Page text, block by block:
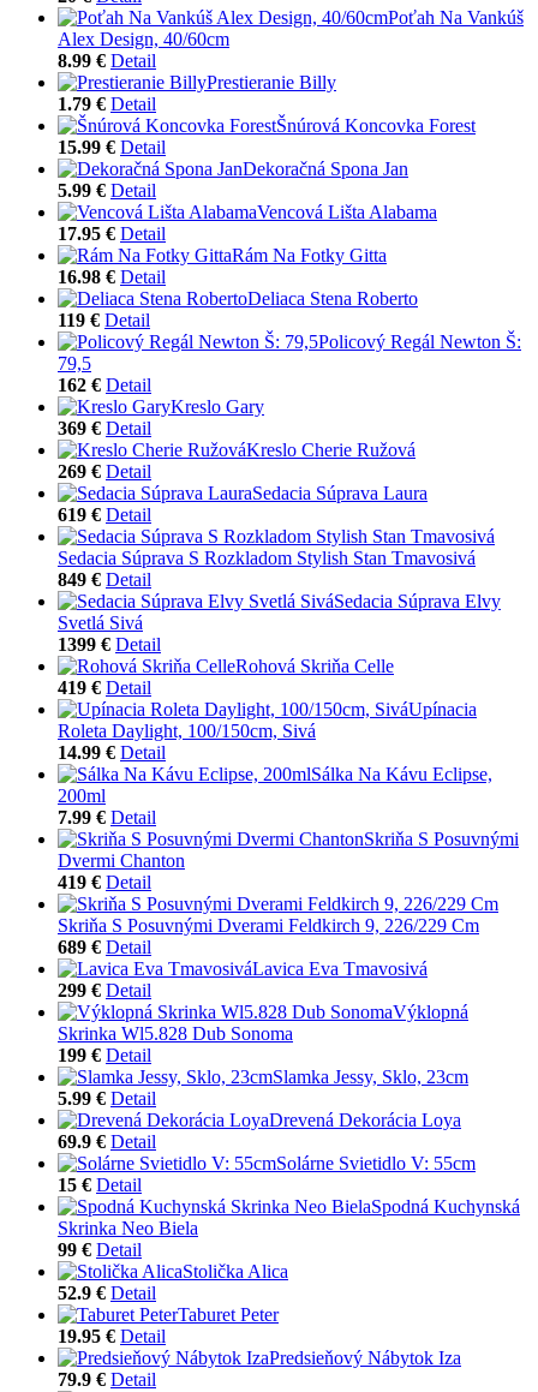
Poťah Na Vankúš
Alex Design, 40/60cm
8.99 € Detail
Prestieranie Billy
1.79 € Detail
Šnúrová Koncovka Forest
15.99 € Detail
Dekoračná Spona Jan
5.99 € Detail
Vencová Lišta Alabama
17.95 € Detail
Rám Na Fotky Gitta
16.98 € Detail
Deliaca Stena Roberto
119 € Detail
Policový Regál Newton Š:
79,5
162 € Detail
Kreslo Gary
369 € Detail
Kreslo Cherie Ružová
269 € Detail
Sedacia Súprava Laura
619 € Detail
Sedacia Súprava S Rozkladom Stylish Stan Tmavosivá
849 € Detail
Sedacia Súprava Elvy
Svetlá Sivá
1399 € Detail
Rohová Skriňa Celle
419 € Detail
Upínacia
Roleta Daylight, 100/150cm, Sivá
14.99 € Detail
Sálka Na Kávu Eclipse,
200ml
7.99 € Detail
Skriňa S Posuvnými
Dvermi Chanton
419 € Detail
Skriňa S Posuvnými Dverami Feldkirch 9, 226/229 Cm
689 € Detail
Lavica Eva Tmavosivá
299 € Detail
Výklopná
Skrinka Wl5.828 Dub Sonoma
199 € Detail
Slamka Jessy, Sklo, 23cm
5.99 € Detail
Drevená Dekorácia Loya
69.9 € Detail
Solárne Svietidlo V: 55cm
15 € Detail
Spodná Kuchynská
Skrinka Neo Biela
99 € Detail
Stolička Alica
52.9 € Detail
Taburet Peter
19.95 € Detail
Predsieňový Nábytok Iza
79.9 € Detail